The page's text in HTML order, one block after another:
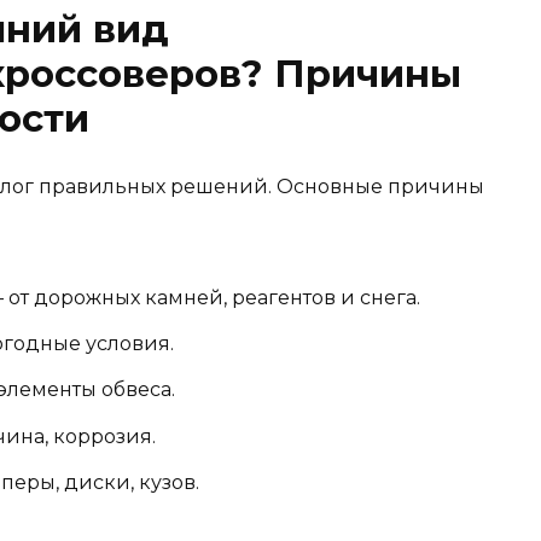
вид
Причины
правильных решений. Основные причины
дорожных камней, реагентов и снега.
условия.
обвеса.
коррозия.
диски, кузов.